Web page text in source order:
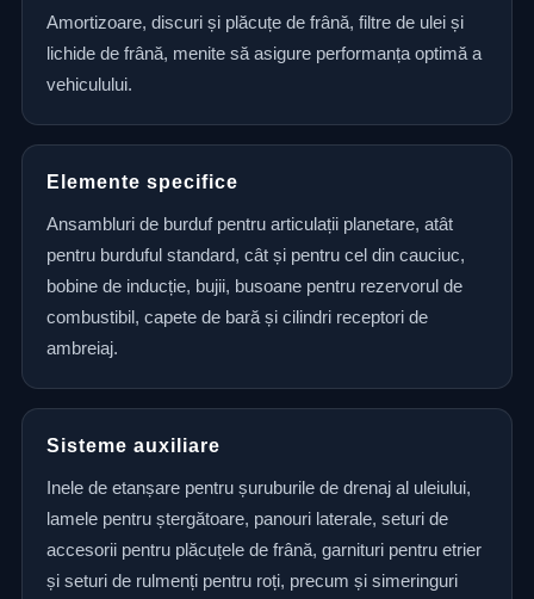
Amortizoare, discuri și plăcuțe de frână, filtre de ulei și
lichide de frână, menite să asigure performanța optimă a
vehiculului.
Elemente specifice
Ansambluri de burduf pentru articulații planetare, atât
pentru burduful standard, cât și pentru cel din cauciuc,
bobine de inducție, bujii, busoane pentru rezervorul de
combustibil, capete de bară și cilindri receptori de
ambreiaj.
Sisteme auxiliare
Inele de etanșare pentru șuruburile de drenaj al uleiului,
lamele pentru ștergătoare, panouri laterale, seturi de
accesorii pentru plăcuțele de frână, garnituri pentru etrier
și seturi de rulmenți pentru roți, precum și simeringuri